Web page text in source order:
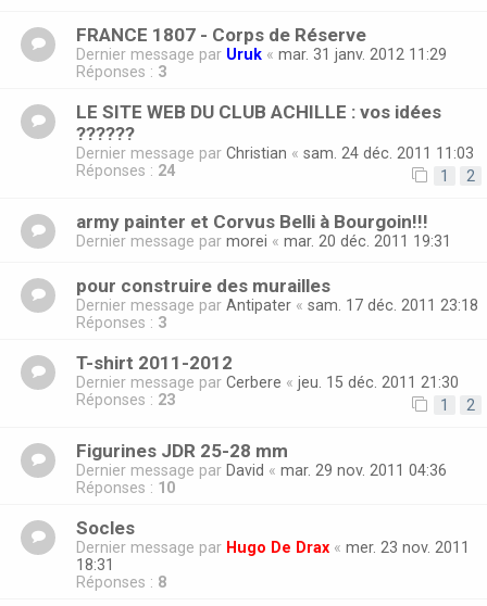
FRANCE 1807 - Corps de Réserve
Dernier message par Uruk « mar. 31 janv. 2012 11:29
Réponses : 3
LE SITE WEB DU CLUB ACHILLE : vos idées
??????
Dernier message par Christian « sam. 24 déc. 2011 11:03
Réponses : 24 1 2
army painter et Corvus Belli à Bourgoin!!!
Dernier message par morei « mar. 20 déc. 2011 19:31
pour construire des murailles
Dernier message par Antipater « sam. 17 déc. 2011 23:18
Réponses : 3
T-shirt 2011-2012
Dernier message par Cerbere « jeu. 15 déc. 2011 21:30
Réponses : 23 1 2
Figurines JDR 25-28 mm
Dernier message par David « mar. 29 nov. 2011 04:36
Réponses : 10
Socles
Dernier message par Hugo De Drax « mer. 23 nov. 2011
18:31
Réponses : 8